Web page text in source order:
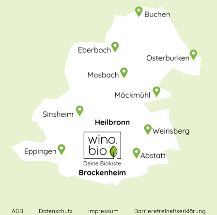
AGB Datenschutz Impressum Barrierefreiheitserklärung